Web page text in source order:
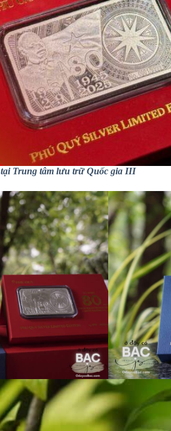
Trung tâm lưu trữ Quốc gia III